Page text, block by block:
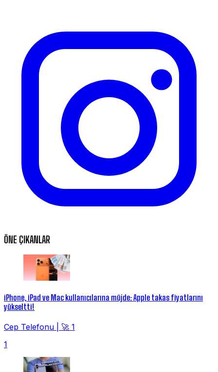
ÖNE ÇIKANLAR
iPhone, iPad ve Mac kullanıcılarına müjde: Apple takas fiyatlarını
yükseltti!
Cep Telefonu
🚀 1
1